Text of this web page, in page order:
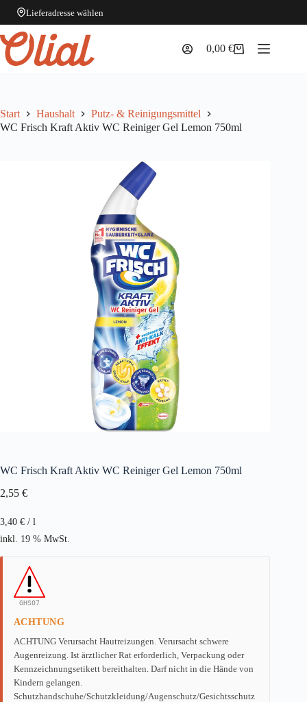
Lieferadresse wählen
Zum
Inhalt
springen
Warenkorb
0,00€
Start Haushalt
Putz- & Reinigungsmittel
WC Frisch Kraft Aktiv WC Reiniger Gel Lemon 750ml
WC Frisch Kraft Aktiv WC Reiniger Gel Lemon 750ml
2,55 €
3,40 € / l
inkl. 19 % MwSt.
GHS07
ACHTUNG
ACHTUNG Verursacht Hautreizungen. Verursacht schwere
Augenreizung. Ist ärztlicher Rat erforderlich, Verpackung oder
Kennzeichnungsetikett bereithalten. Darf nicht in die Hände von
Kindern gelangen.
Schutzhandschuhe/Schutzkleidung/Augenschutz/Gesichtsschutz